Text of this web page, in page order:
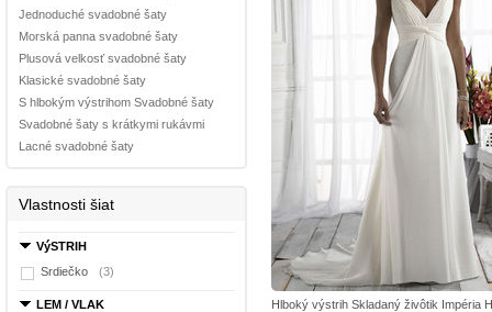
Jednoduché svadobné šaty
Morská panna svadobné šaty
Plusová velkosť svadobné šaty
Klasické svadobné šaty
S hlbokým výstrihom Svadobné šaty
Svadobné šaty s krátkymi rukávmi
Lacné svadobné šaty
Vlastnosti šiat
VýSTRIH
Srdiečko
(3)
LEM / VLAK
Hlboký výstrih Skladaný živôtik Impéria